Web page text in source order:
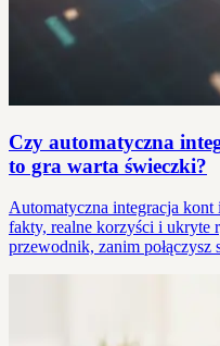
Czy automatyczna
to gra warta świeczki?
Automatyczna integracja
fakty, realne korzyści i ukryte
przewodnik, zanim połączysz